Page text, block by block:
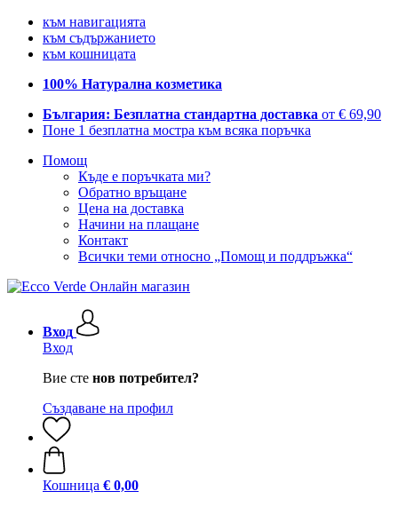
към навигацията
към съдържанието
към кошницата
100% Натурална козметика
България: Безплатна стандартна доставка от € 69,90
Поне 1 безплатна мостра към всяка поръчка
Помощ
Къде е поръчката ми?
Обратно връщане
Цена на доставка
Начини на плащане
Контакт
Всички теми относно „Помощ и поддръжка“
Вход
Вход
Вие сте нов потребител?
Създаване на профил
Кошница € 0,00